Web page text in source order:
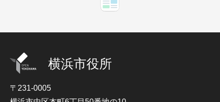
横浜市役所
〒231-0005